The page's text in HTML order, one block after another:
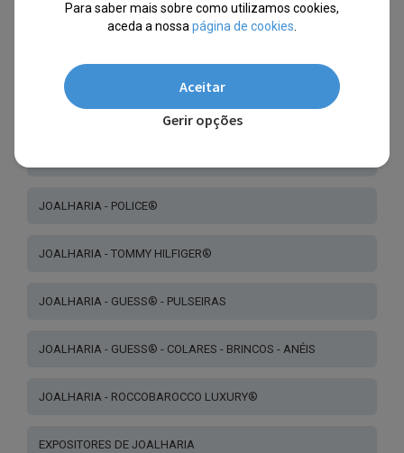
JOALHARIA - MONBIJOUX BY OPHÉLIA®
JOALHARIA - POLICE®
JOALHARIA - TOMMY HILFIGER®
JOALHARIA - GUESS® - PULSEIRAS
JOALHARIA - GUESS® - COLARES - BRINCOS - ANÉIS
JOALHARIA - ROCCOBAROCCO LUXURY®
EXPOSITORES DE JOALHARIA
Para saber mais sobre como utilizamos cookies,
aceda a nossa página de cookies
Aceitar
Gerir opções